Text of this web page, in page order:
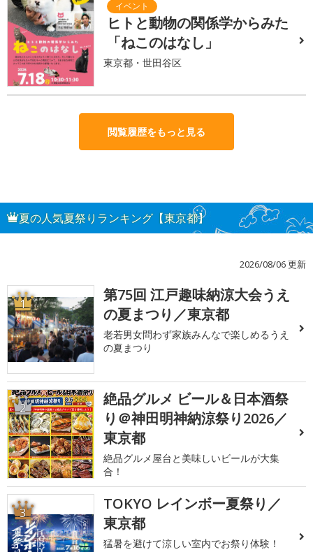
ヒトと動物の関係学からみた
「ねこのはなし」
東京都・世田谷区
閲覧履歴をもっと見る
夏の人気夏祭りランキング【東京都】
2026/08/06 更新
1
第75回 江戸趣味納涼大会うえ
の夏まつり／東京都
老若男女問わず家族みんなで楽しめるうえ
の夏まつり
2
絶品グルメ ビール＆日本酒祭
り＠神田明神納涼祭り2026／
東京都
絶品グルメ屋台と美味しいビールが大集
合！
3
TOKYO レインボー夏祭り／
東京都
猛暑を避けて涼しい室内でお祭り体験！